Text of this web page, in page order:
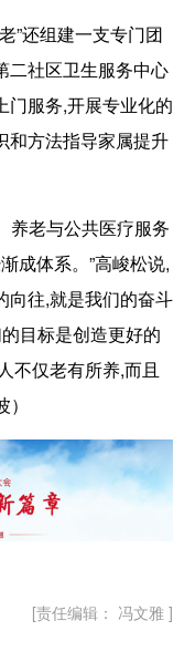
还组建一支专门团
二社区卫生服务中心
门服务,开展专业化的
和方法指导家属提升
老与公共医疗服务
成体系。”高峻松说,
向往,就是我们的奋斗
目标是创造更好的
不仅老有所养,而且
[责任编辑： 冯文雅 ]